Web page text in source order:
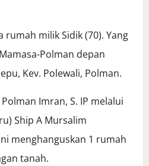
rumah milik Sidik (70). Yang
Polman depan
Kev. Polewali, Polman.
Imran, S. IP melalui
Ship A Mursalim
menghanguskan 1 rumah
tanah.